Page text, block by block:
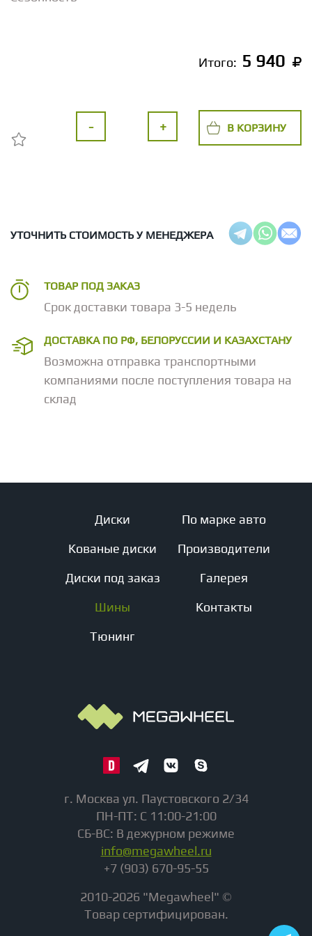
Итого: 5 940
- + В КОРЗИНУ
УТОЧНИТЬ СТОИМОСТЬ У МЕНЕДЖЕРА
ТОВАР ПОД ЗАКАЗ
Срок доставки товара 3-5 недель
ДОСТАВКА ПО РФ, БЕЛОРУССИИ И КАЗАХСТАНУ
Возможна отправка транспортными
компаниями после поступления товара на
склад
Диски
Кованые диски
Диски под заказ
Шины
Тюнинг
По марке авто
Производители
Галерея
Контакты
г. Москва ул. Паустовского 2/34
ПН-ПТ: С 11:00-21:00
СБ-ВС: В дежурном режиме
info@megawheel.ru
+7 (903) 670-95-55
2010-2026 "Megawheel" ©
Товар сертифицирован.